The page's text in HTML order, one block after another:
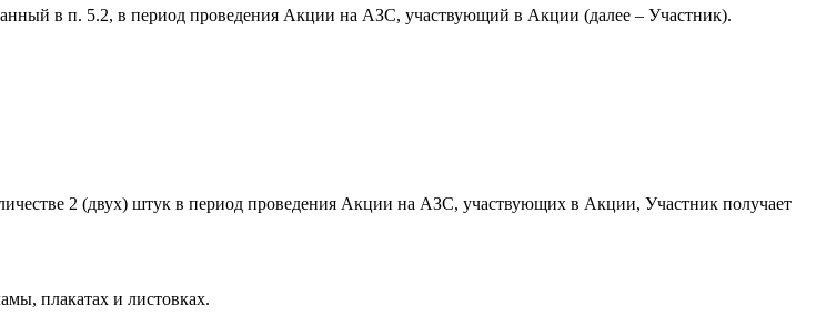
в п. 5.2, в период проведения Акции на АЗС, участвующий в Акции (далее – Участник).
2 (двух) штук в период проведения Акции на АЗС, участвующих в Акции, Участник получает
плакатах и листовках.